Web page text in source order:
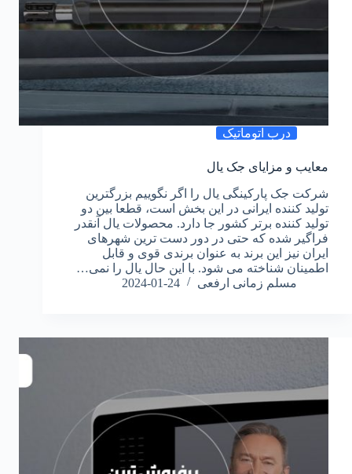
درب اتوماتیک
معایب و مزایای جک یال
شرکت جک پارکینگی یال را اگر نگوییم بزرگترین
تولید کننده ایرانی در این بخش است، قطعا بین دو
تولید کننده برتر کشور جا دارد. محصولات یال آنقدر
فراگیر شده که حتی در دور دست ترین شهرهای
ایران نیز این برند به عنوان برندی قوی و قابل
اطمینان شناخته می شود. با این حال یال را نمی…
مسلم زمانی ارفعی
2024-01-24